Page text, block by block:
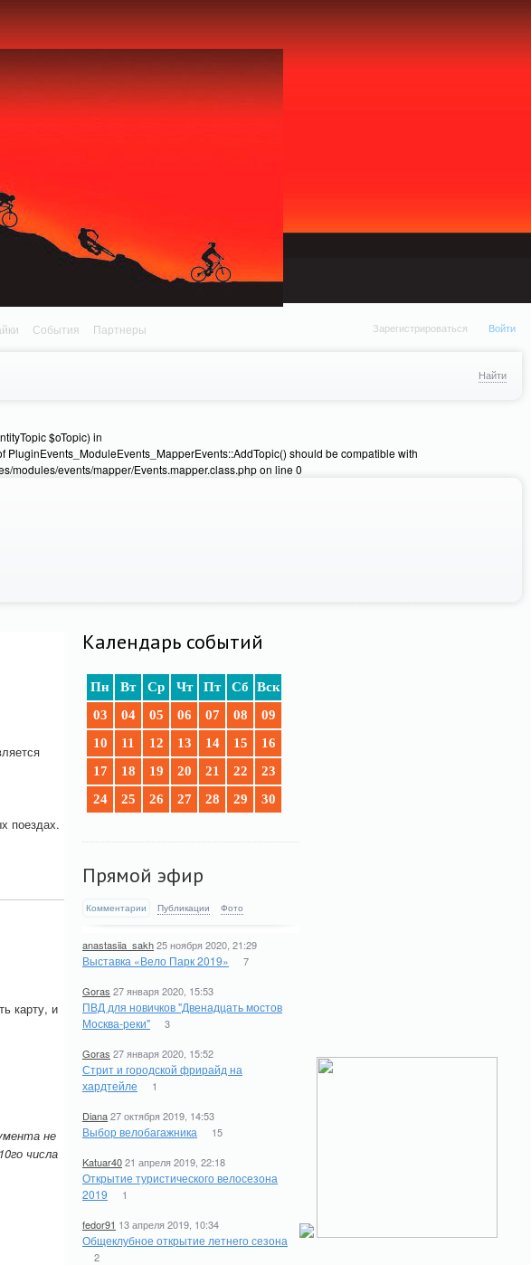
$oTopic) in
События Партнеры Зарегистрироваться Войти
Найти
$oTopic) in
should be compatible with
modules/events/mapper/Events.mapper.class.php on line 0
Календарь событий
Пн Вт Ср Чт Пт Сб
Вск
03
04 05 06 07 08
09
10
11 12 13 14 15
16
17
18 19 20 21 22
23
24
25 26 27 28 29 30
Прямой эфир
Комментарии Публикации Фото
anastasiia_sakh25 ноября 2020, 21:29
Выставка «Вело Парк 2019» 7
Goras 27 января 2020, 15:53
ПВД для новичков "Двенадцать мостов
Москва-реки"
3
Goras 27 января 2020, 15:52
Стрит и городской фрирайд на
хардтейле
1
Diana27 октября 2019, 14:53
Выбор велобагажника 15
Katuar4021 апреля 2019, 22:18
Открытие туристического велосезона
2019
1
fedor91 13 апреля 2019, 10:34
Общеклубное открытие летнего сезона
2
поездах.
карту, и
не
числа